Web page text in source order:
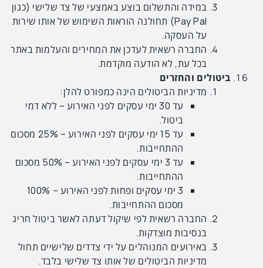
במידה והתשלום בוצע באמצעי של צד שלישי (כגון
Pay Pal) תחולנה הוראות השימוש של אותו שירות
על העסקה.
החברה רשאית לעדכן את המחירים והעלמות באתר
בכל עת, לא הודעה מוקדמת.
ביטולים והחזרים
מדיניות הביטולים הינה כמפורט להלן:
עד 30 ימי עסקים לפני האירוע – ללא דמי
ביטול.
עד 15 ימי עסקים לפני האירוע – 25% מסכום
ההתחייבות.
עד 3 ימי עסקים לפני האירוע – 50% מסכום
ההתחייבות.
3 ימי עסקים ופחות לפני האירוע – 100%
מסכום ההתחייבות.
החברה רשאית לפי שיקול דעתה לאשר ביטול חריג
בנסיבות מוצדקות.
באירועים המנוהלים על ידי צדדים שלישיים תחול
מדיניות הביטולים של אותו צד שלישי בלבד.